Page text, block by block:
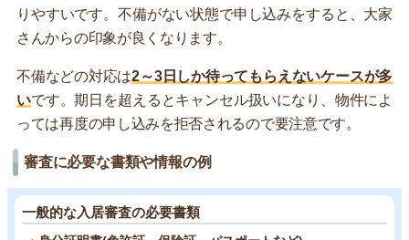
りやすいです。不備がない状態で申し込みをすると、大家
さんからの印象が良くなります。
不備などの対応は2～3日しか待ってもらえないケースが多
いです。期日を超えるとキャンセル扱いになり、物件によ
っては再度の申し込みを拒否されるので要注意です。
審査に必要な書類や情報の例
一般的な入居審査の必要書類